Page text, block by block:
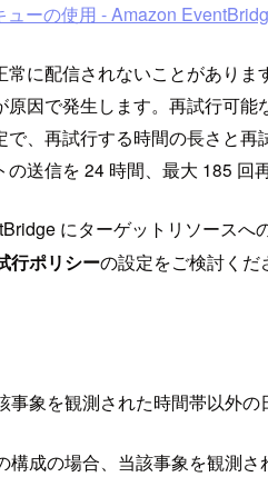
ーの使用 - Amazon
に配信されないことがあり
因で発生します。再試行可
、再試行する時間の長さと
送信を 24 時間、最大 185 回
にターゲットリソース
行ポリシーの設定をご検討くだ
事象を観測された時間帯以外
成の場合、当該事象を観測